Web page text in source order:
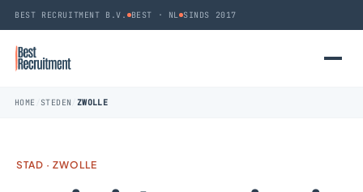
BEST RECRUITMENT B.V. BEST · NL SINDS 2017
HOME /STEDEN ZWOLLE
STAD · ZWOLLE